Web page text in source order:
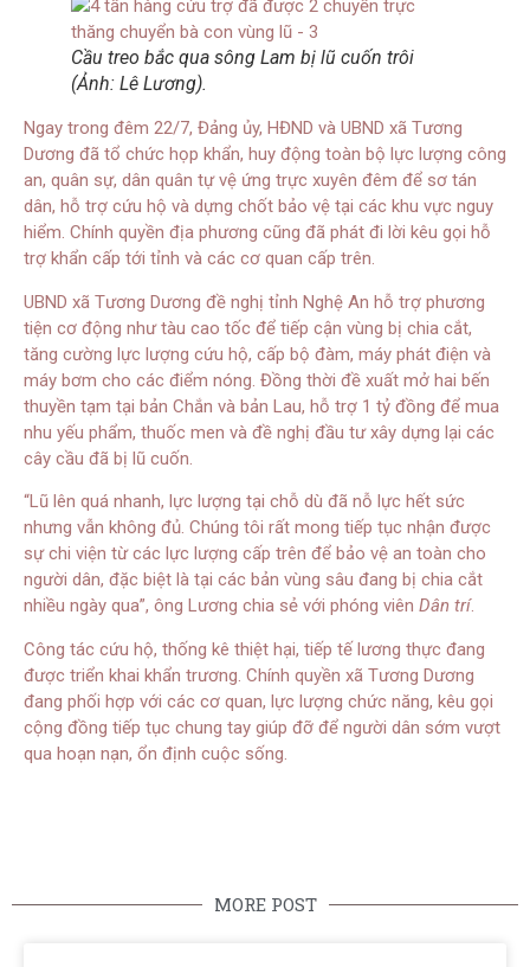
Cầu treo bắc qua sông Lam bị lũ cuốn trôi
(Ảnh: Lê Lương).
Ngay trong đêm 22/7, Đảng ủy, HĐND và UBND xã Tương
Dương đã tổ chức họp khẩn, huy động toàn bộ lực lượng công
an, quân sự, dân quân tự vệ ứng trực xuyên đêm để sơ tán
dân, hỗ trợ cứu hộ và dựng chốt bảo vệ tại các khu vực nguy
hiểm. Chính quyền địa phương cũng đã phát đi lời kêu gọi hỗ
trợ khẩn cấp tới tỉnh và các cơ quan cấp trên.
UBND xã Tương Dương đề nghị tỉnh Nghệ An hỗ trợ phương
tiện cơ động như tàu cao tốc để tiếp cận vùng bị chia cắt,
tăng cường lực lượng cứu hộ, cấp bộ đàm, máy phát điện và
máy bơm cho các điểm nóng. Đồng thời đề xuất mở hai bến
thuyền tạm tại bản Chắn và bản Lau, hỗ trợ 1 tỷ đồng để mua
nhu yếu phẩm, thuốc men và đề nghị đầu tư xây dựng lại các
cây cầu đã bị lũ cuốn.
“Lũ lên quá nhanh, lực lượng tại chỗ dù đã nỗ lực hết sức
nhưng vẫn không đủ. Chúng tôi rất mong tiếp tục nhận được
sự chi viện từ các lực lượng cấp trên để bảo vệ an toàn cho
người dân, đặc biệt là tại các bản vùng sâu đang bị chia cắt
nhiều ngày qua”, ông Lương chia sẻ với phóng viên Dân trí.
Công tác cứu hộ, thống kê thiệt hại, tiếp tế lương thực đang
được triển khai khẩn trương. Chính quyền xã Tương Dương
đang phối hợp với các cơ quan, lực lượng chức năng, kêu gọi
cộng đồng tiếp tục chung tay giúp đỡ để người dân sớm vượt
qua hoạn nạn, ổn định cuộc sống.
MORE POST